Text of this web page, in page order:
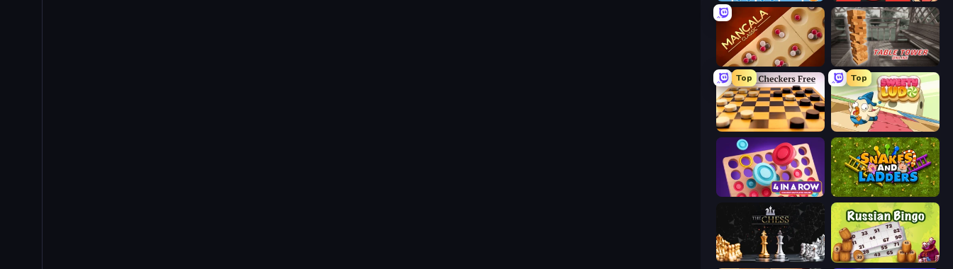
Mancala Classic Table Tower Online
Top
English Checkers Free
Top
Sweety Ludo
Connect 4 Online Multiplayer Serpientes y Escaleras
The Chess Russian Bingo